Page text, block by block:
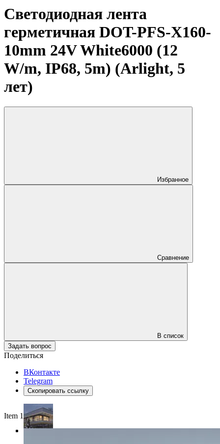
Светодиодная лента
герметичная DOT-PFS-X160-
10mm 24V White6000 (12
W/m, IP68, 5m) (Arlight, 5
лет)
Избранное
Сравнение
В список
Задать вопрос
Поделиться
ВКонтакте
Telegram
Скопировать ссылку
Item 1 of 4